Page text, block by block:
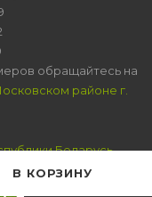
В КОРЗИНУ
обращайтесь на
районе г.